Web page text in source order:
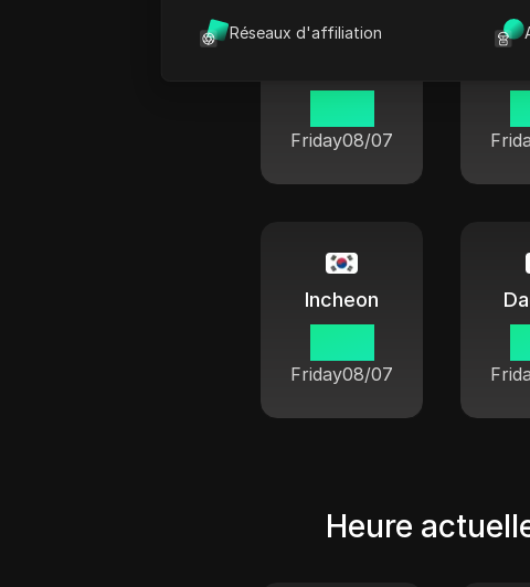
Réseaux d'affiliation
Friday08/07
Incheon
Friday08/07
Heure